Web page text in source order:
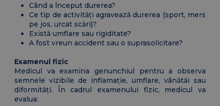
Când a început durerea?
Ce tip de activități agravează durerea (sport, mers
pe jos, urcat scări)?
Există umflare sau rigiditate?
A fost vreun accident sau o suprasolicitare?
Examenul fizic
Medicul va examina genunchiul pentru a observa
semnele vizibile de inflamație, umflare, vânătăi sau
diformități. În cadrul examenului fizic, medicul va
evalua: